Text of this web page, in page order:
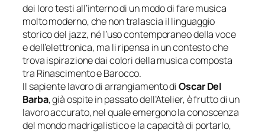
dei loro testi all’interno di un modo di fare musica
molto moderno, che non tralascia il linguaggio
storico del jazz, né l’uso contemporaneo della voce
e dell’elettronica, ma li ripensa in un contesto che
trova ispirazione dai colori della musica composta
tra Rinascimento e Barocco.
Il sapiente lavoro di arrangiamento diOscar Del
Barba, già ospite in passato dell’Atelier, è frutto di un
lavoro accurato, nel quale emergono la conoscenza
del mondo madrigalistico e la capacità di portarlo,